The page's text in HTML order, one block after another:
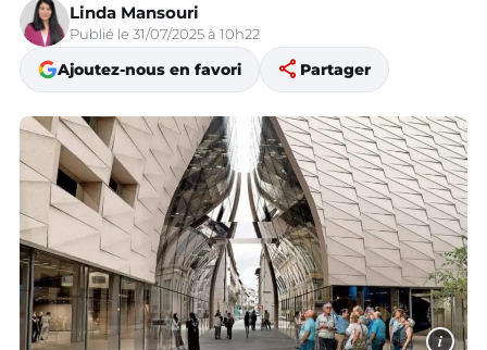
Linda Mansouri
Publié le 31/07/2025 à 10h22
Ajoutez-nous en favori share Partager
i